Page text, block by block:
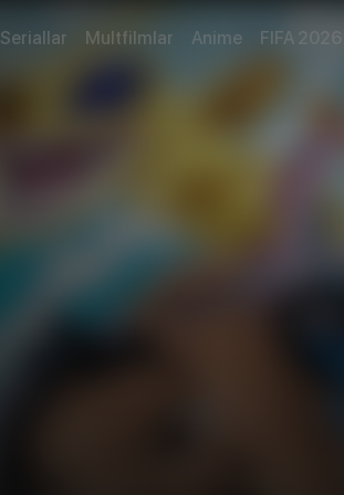
Seriallar Multfilmlar Anime FIFA 2026